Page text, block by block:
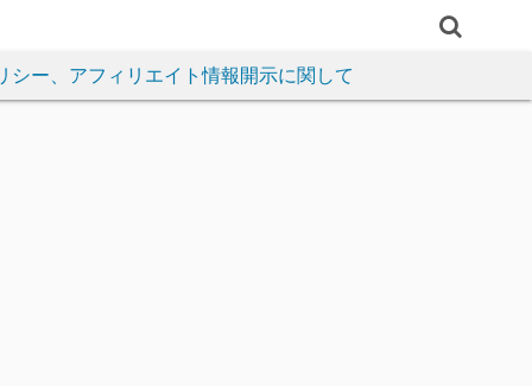
シー、アフィリエイト情報開示に関して